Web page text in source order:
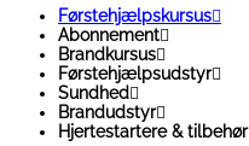
Førstehjælpskursus
Abonnement
Brandkursus
Førstehjælpsudstyr
Sundhed
Brandudstyr
Hjertestartere & tilbehør